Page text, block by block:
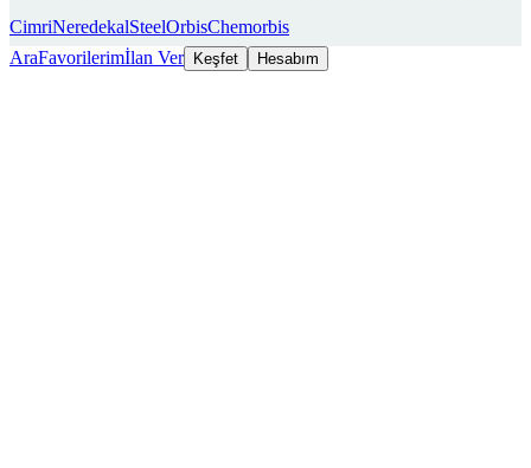
CimriNeredekalSteelOrbisChemorbis
AraFavorilerimİlan Ver Keşfet Hesabım